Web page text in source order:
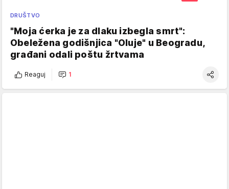
DRUŠTVO
"Moja ćerka je za dlaku izbegla smrt":
Obeležena godišnjica "Oluje" u Beogradu,
građani odali poštu žrtvama
Reaguj 1